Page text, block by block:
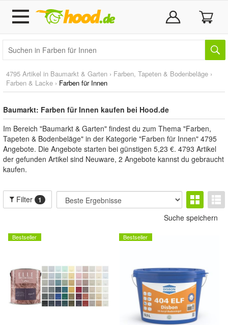
4795 Artikel in Baumarkt & Garten › Farben, Tapeten & Bodenbeläge ›
Farben & Lacke › Farben für Innen
Baumarkt: Farben für Innen kaufen bei Hood.de
Im Bereich "Baumarkt & Garten" findest du zum Thema "Farben,
Tapeten & Bodenbeläge" in der Kategorie "Farben für Innen" 4795
Angebote. Die Angebote starten bei günstigen 5,23 €. 4793 Artikel
der gefunden Artikel sind Neuware, 2 Angebote kannst du gebraucht
kaufen.
Filter 1
Suche speichern
Bestseller Bestseller